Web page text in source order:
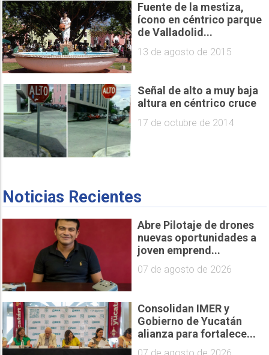
Fuente de la mestiza,
ícono en céntrico parque
de Valladolid...
13 de agosto de 2015
Señal de alto a muy baja
altura en céntrico cruce
17 de octubre de 2014
Noticias Recientes
Abre Pilotaje de drones
nuevas oportunidades a
joven emprend...
07 de agosto de 2026
Consolidan IMER y
Gobierno de Yucatán
alianza para fortalece...